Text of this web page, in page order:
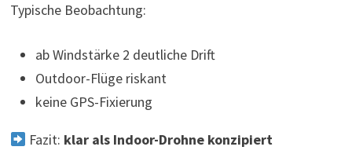
Typische Beobachtung:
ab Windstärke 2 deutliche Drift
Outdoor-Flüge riskant
keine GPS-Fixierung
Fazit: klar als Indoor-Drohne konzipiert